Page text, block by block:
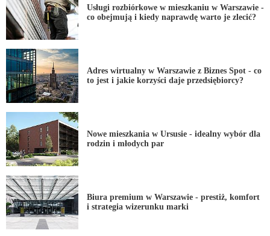
Usługi rozbiórkowe w mieszkaniu w Warszawie -
co obejmują i kiedy naprawdę warto je zlecić?
Adres wirtualny w Warszawie z Biznes Spot - co
to jest i jakie korzyści daje przedsiębiorcy?
Nowe mieszkania w Ursusie - idealny wybór dla
rodzin i młodych par
Biura premium w Warszawie - prestiż, komfort
i strategia wizerunku marki